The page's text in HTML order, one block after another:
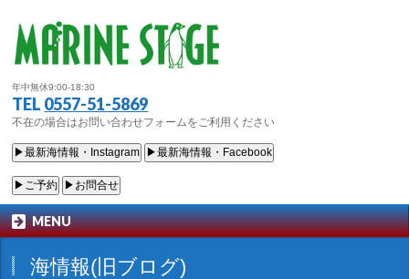
年中無休9:00-18:30
TEL 0557-51-5869
不在の場合はお問い合わせフォームをご利用ください
▶最新海情報・Instagram ▶最新海情報・Facebook
▶ご予約 ▶お問合せ
MENU
海情報(旧ブログ)